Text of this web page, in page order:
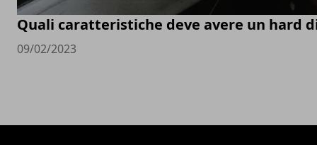
Quali caratteristiche deve avere un hard
09/02/2023